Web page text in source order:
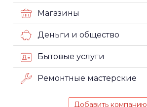
Магазины
Деньги и общество
Бытовые услуги
Ремонтные мастерские
Добавить компанию